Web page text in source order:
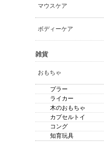
マウスケア
ボディーケア
雑貨
おもちゃ
プラー
ライカー
木のおもちゃ
カプセルトイ
コング
知育玩具